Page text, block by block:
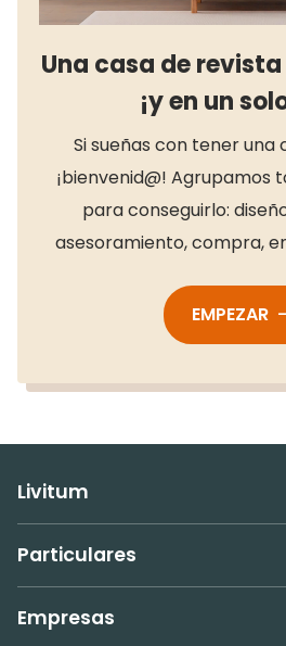
Una casa de
¡y en un
Si sueñas con tener una
¡bienvenid@! Agrupamos
para conseguirlo:
asesoramiento, compra,
EMPEZAR
Livitum
Particulares
Empresas